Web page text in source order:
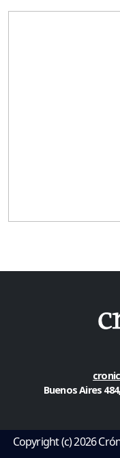
Buenos Aires
Copyright (c) 2026